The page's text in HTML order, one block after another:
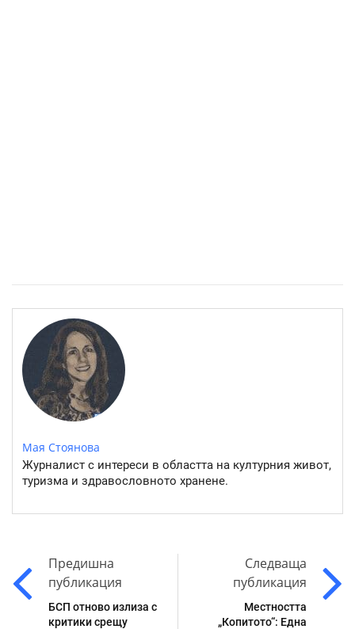
Мая Стоянова
Журналист с интереси в областта на културния живот,
туризма и здравословното хранене.
Предишна
публикация
БСП отново излиза с
критики срещу
Следваща
публикация
Местността
„Копитото“: Една